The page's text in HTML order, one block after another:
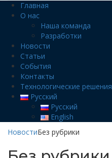
Главная
О нас
Наша команда
Разработки
Новости
Статьи
События
Контакты
Технологические решения
Русский
Русский
English
НовостиБез рубрики